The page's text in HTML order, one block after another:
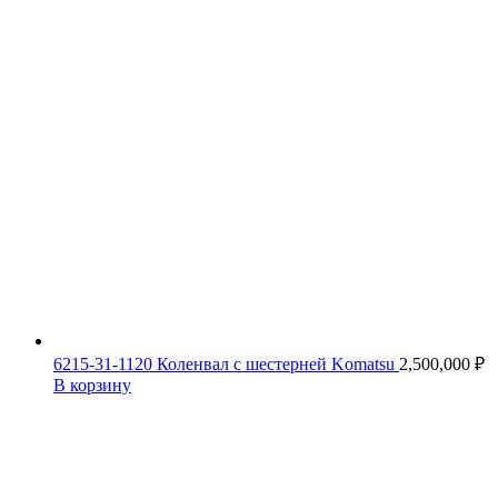
6215-31-1120 Коленвал с шестерней Komatsu 2,500,000 ₽
В корзину